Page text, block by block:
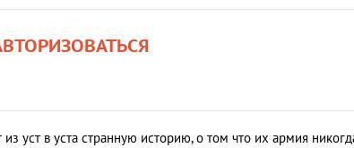
уст в уста странную историю, о том что их армия